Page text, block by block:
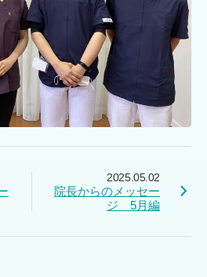
2025.05.02
院長からのメッセー
ジ 5月編